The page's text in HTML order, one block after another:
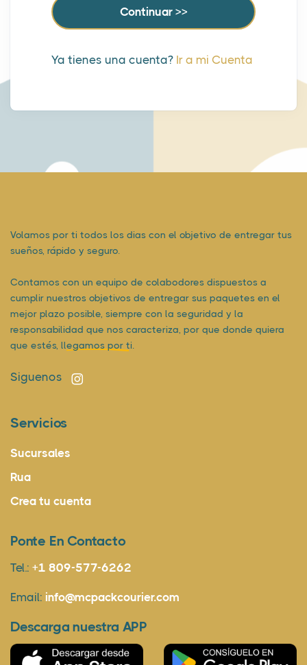
Ya tienes una cuenta? Ir a mi Cuenta
Volamos por ti todos los dias con el objetivo de entregar tus
sueños, rápido y seguro.
Contamos con un equipo de colabodores dispuestos a
cumplir nuestros objetivos de entregar sus paquetes en el
mejor plazo posible, siempre con la seguridad y la
responsabilidad que nos caracteriza, por que donde quiera
que estés, llegamos por ti.
Siguenos
Servicios
Sucursales
Rua
Crea tu cuenta
Ponte En Contacto
Tel.: +1 809-577-6262
Email: info@mcpackcourier.com
Descarga nuestra APP